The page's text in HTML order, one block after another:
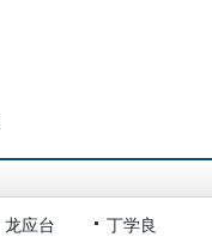
龙应台
丁学良